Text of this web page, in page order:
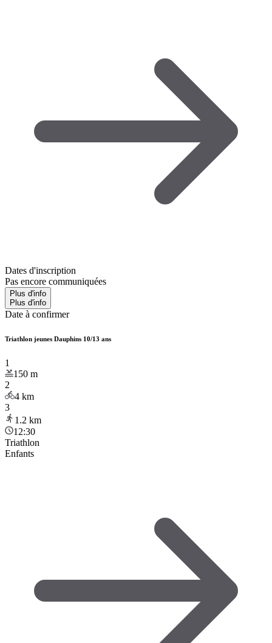
Dates d'inscription
Pas encore communiquées
Plus d'info
Plus d'info
Date à confirmer
Triathlon jeunes Dauphins 10/13 ans
1
150 m
2
4 km
3
1.2 km
12:30
Triathlon
Enfants